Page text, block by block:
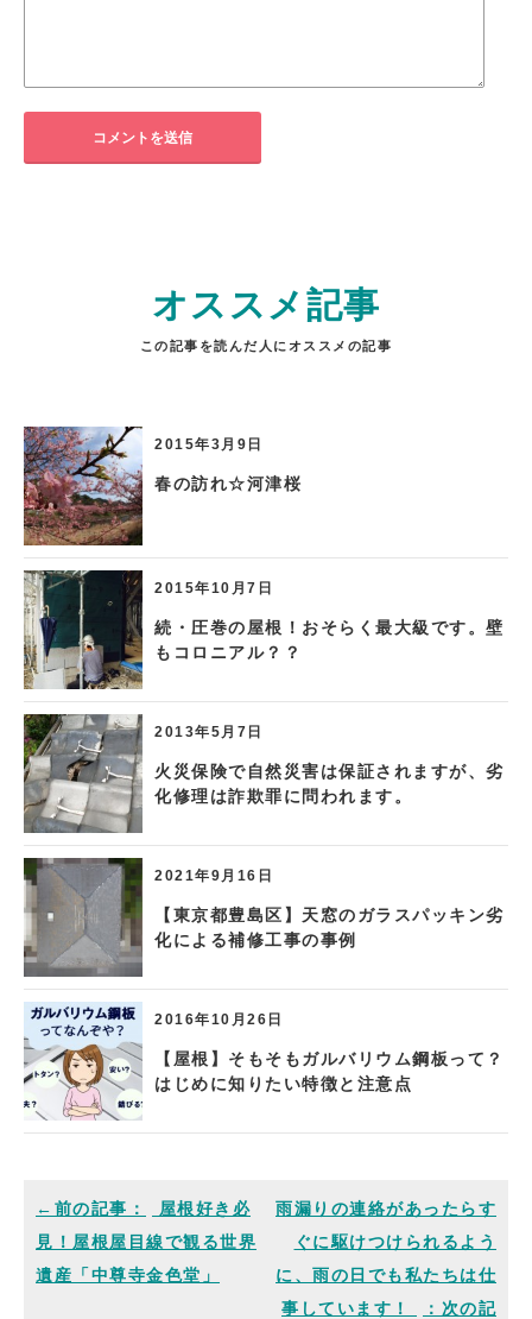
オススメ記事
この記事を読んだ人にオススメの記事
2015年3月9日
春の訪れ☆河津桜
2015年10月7日
続・圧巻の屋根！おそらく最大級です。壁
もコロニアル？？
2013年5月7日
火災保険で自然災害は保証されますが、劣
化修理は詐欺罪に問われます。
2021年9月16日
【東京都豊島区】天窓のガラスパッキン劣
化による補修工事の事例
2016年10月26日
【屋根】そもそもガルバリウム鋼板って？
はじめに知りたい特徴と注意点
屋根好き必
見！屋根屋目線で観る世界
遺産「中尊寺金色堂」
雨漏りの連絡があったらす
ぐに駆けつけられるよう
に、雨の日でも私たちは仕
事しています！